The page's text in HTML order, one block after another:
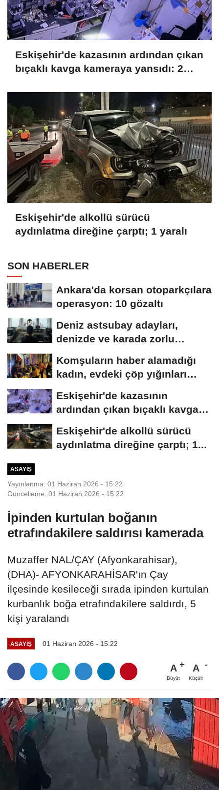
Eskişehir'de kazasının ardından çıkan
bıçaklı kavga kameraya yansıdı: 2
Eskişehir'de alkollü sürücü
aydınlatma direğine çarptı; 1 yaralı
SON HABERLER
Ankara'da korsan otoparkçılara
operasyon: 10 gözaltı
Deniz astsubay adayları,
denizde ve karada zorlu
Komşuların haber alamadığı
kadın, evdeki çöp yığınları
Eskişehir'de kazasının
ardından çıkan bıçaklı kavga
Eskişehir'de alkollü sürücü
aydınlatma direğine çarptı; 1...
ASAYIŞ
Yayınlanma: 01 Haziran 2026 - 15:22
Güncelleme: 01 Haziran 2026 - 15:22
İpinden kurtulan boğanın
etrafındakilere saldırısı kamerada
Muzaffer NAL/ÇAY (Afyonkarahisar),
(DHA)- AFYONKARAHİSAR'ın Çay
ilçesinde kesileceği sırada ipinden kurtulan
kurbanlık boğa etrafındakilere saldırdı, 5
kişi yaralandı
ASAYIŞ 01 Haziran 2026 - 15:22
A
Büyüt
A
Küçült